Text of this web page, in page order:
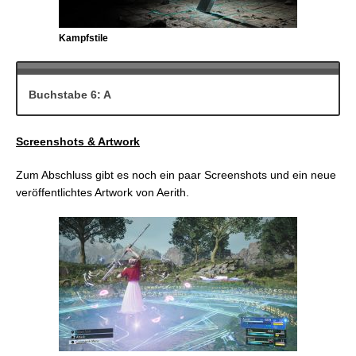
Kampfstile
Buchstabe 6: A
Screenshots & Artwork
Zum Abschluss gibt es noch ein paar Screenshots und ein neue
veröffentlichtes Artwork von Aerith.